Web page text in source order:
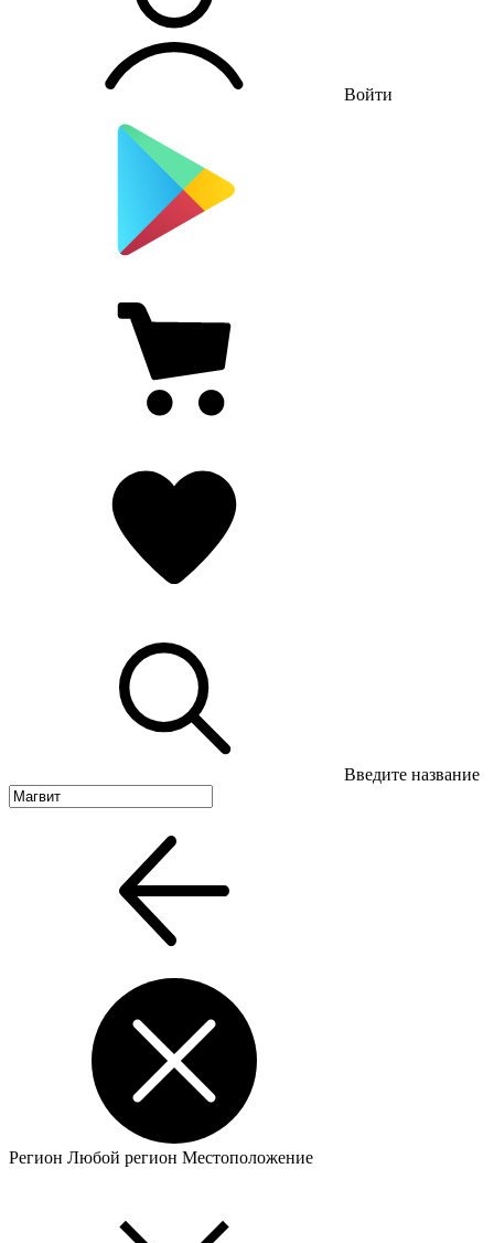
Войти
Введите название
Регион Любой регион Местоположение